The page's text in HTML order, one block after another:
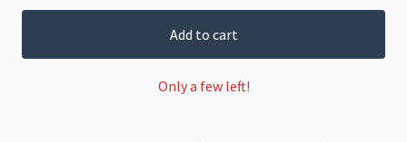
Add to cart
Only a few left!